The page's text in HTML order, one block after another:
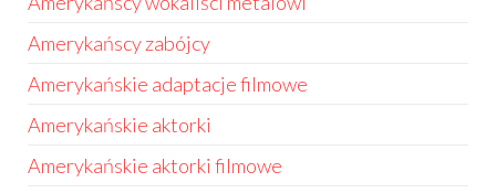
Amerykańscy zabójcy
Amerykańskie adaptacje filmowe
Amerykańskie aktorki
Amerykańskie aktorki filmowe